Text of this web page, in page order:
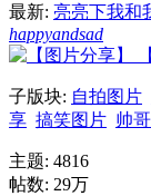
最新: 亮亮下我和
happyandsad
子版块: 自拍图片
享 搞笑图片 帅
主题: 4816
帖数: 29万